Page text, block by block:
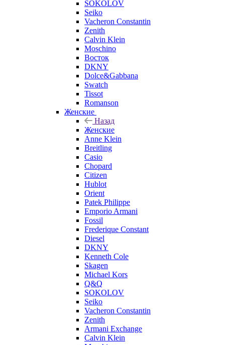
SOKOLOV
Seiko
Vacheron Constantin
Zenith
Calvin Klein
Moschino
Восток
DKNY
Dolce&Gabbana
Swatch
Tissot
Romanson
Женские
Назад
Женские
Anne Klein
Breitling
Casio
Chopard
Citizen
Hublot
Orient
Patek Philippe
Emporio Armani
Fossil
Frederique Constant
Diesel
DKNY
Kenneth Cole
Skagen
Michael Kors
Q&Q
SOKOLOV
Seiko
Vacheron Constantin
Zenith
Armani Exchange
Calvin Klein